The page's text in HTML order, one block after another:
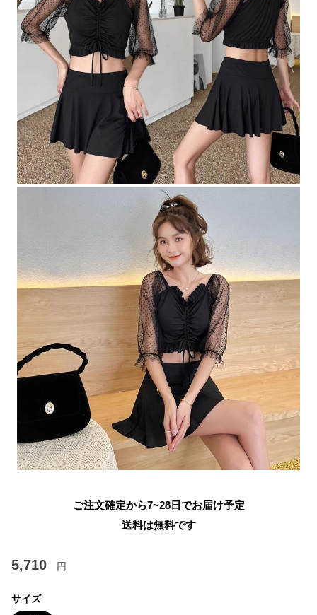
ご注文確定から7~28日でお届け予定
送料は無料です
5,710 円
サイズ